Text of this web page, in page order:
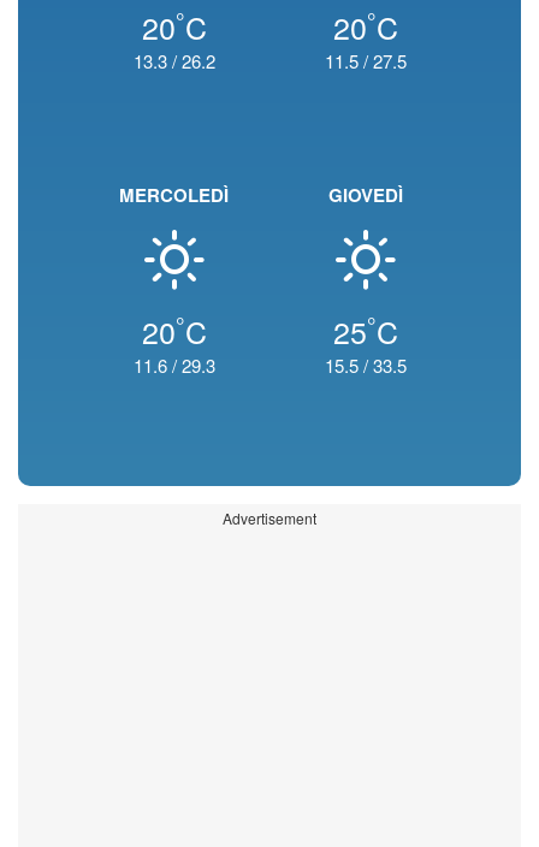
20°C
13.3/26.2
20°C
11.5/27.5
MERCOLEDÌ
20°C
11.6/29.3
GIOVEDÌ
25°C
15.5/33.5
Advertisement